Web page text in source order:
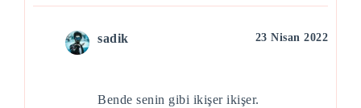
sadik 23 Nisan 2022
Bende senin gibi ikişer ikişer.